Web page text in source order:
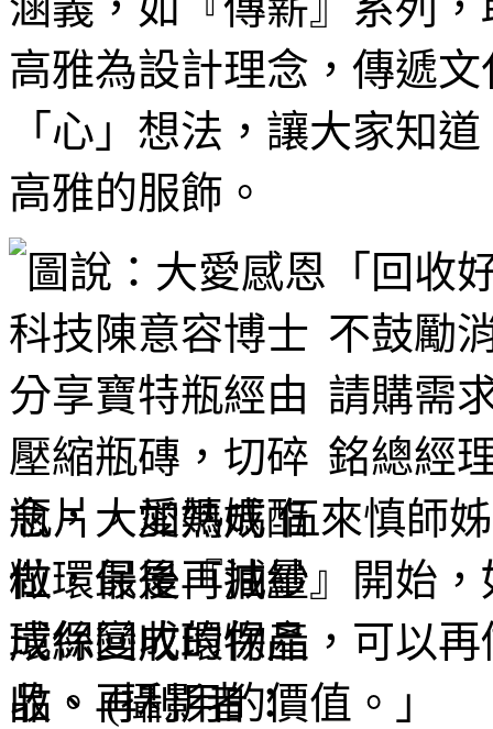
高雅為設計理念，傳遞
「心」想法，讓大家知
高雅的服飾。
「回收
不鼓勵
請購需
銘總經
念，大愛媽媽 伍來慎師
做環保是『減量』開始
環保回收的物品，可以
收、再利用的價值。」